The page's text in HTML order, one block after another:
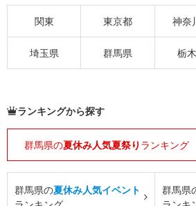
関東 東京都 神奈
埼玉県 群馬県 栃
ランキングから探す
群馬県の夏休み人気夏祭り ランキング
群馬県の夏休み人気イベント
群馬県